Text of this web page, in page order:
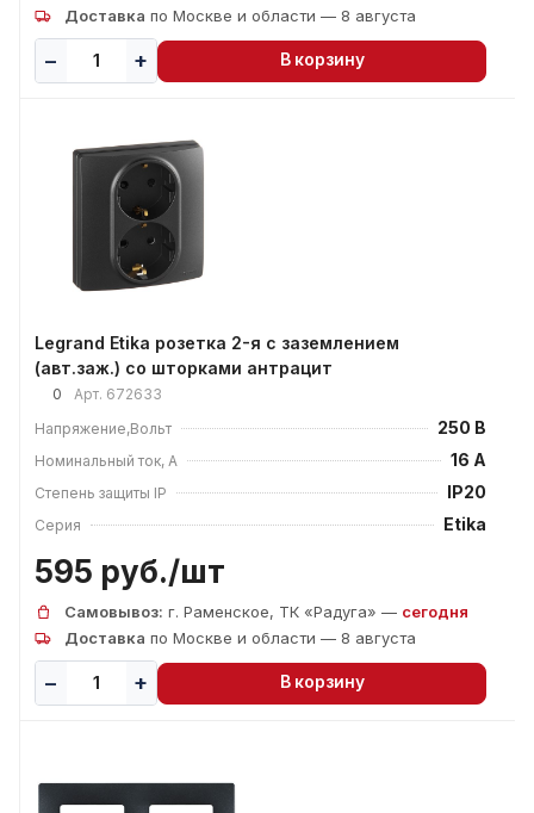
Доставка по Москве и области — 8 августа
В корзину
Legrand Etika розетка 2-я с заземлением
(авт.заж.) со шторками антрацит
0 Арт. 672633
Напряжение,Вольт
250 В
Номинальный ток, А 16 А
Степень защиты IP IP20
Серия Etika
595 руб./шт
Самовывоз: г. Раменское, ТК «Радуга» — сегодня
Доставка по Москве и области — 8 августа
В корзину